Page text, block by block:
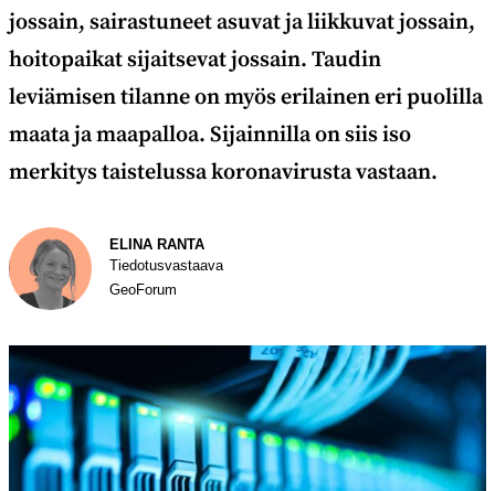
jossain, sairastuneet asuvat ja liikkuvat jossain,
hoitopaikat sijaitsevat jossain. Taudin
leviämisen tilanne on myös erilainen eri puolilla
maata ja maapalloa. Sijainnilla on siis iso
merkitys taistelussa koronavirusta vastaan.
Kirjoittaja
ELINA RANTA
Tiedotus­vastaava
GeoForum